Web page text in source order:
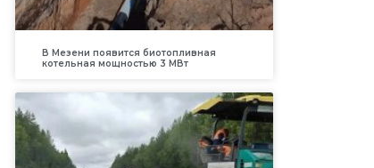
В Мезени появится биотопливная
котельная мощностью 3 МВт